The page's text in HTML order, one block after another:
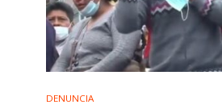
DENUNCIA